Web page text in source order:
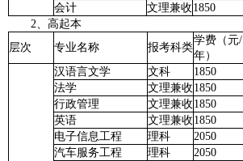
会计
文理兼收1850
2、高起本
层次
专业名称 报考科类
学费（元/
年）
汉语言文学 文科 1850
法学 文理兼收1850
行政管理
文理兼收1850
英语
文理兼收1850
电子信息工程
理科
2050
汽车服务工程
理科
2050